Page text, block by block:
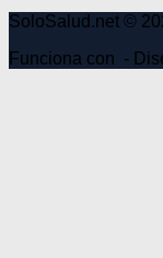
SoloSalud.net ©
Funciona con -